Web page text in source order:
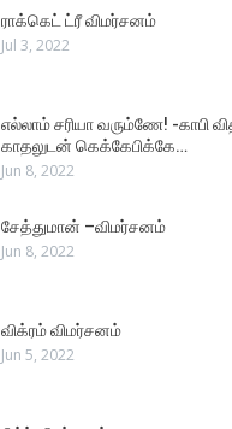
ராக்கெட் ட்ரீ விமர்சனம்
Jul 3, 2022
எல்லாம் சரியா வரும்ணே! -காபி
காதலுடன் கெக்கேபிக்கே…
Jun 8, 2022
சேத்துமான் –விமர்சனம்
Jun 8, 2022
விக்ரம் விமர்சனம்
Jun 5, 2022